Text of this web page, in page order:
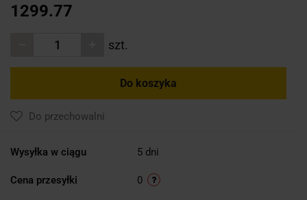
1299.77
szt.
Do koszyka
Do przechowalni
Wysyłka w ciągu 5 dni
Cena przesyłki 0